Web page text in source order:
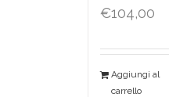
€104,00
Aggiungi al
carrello